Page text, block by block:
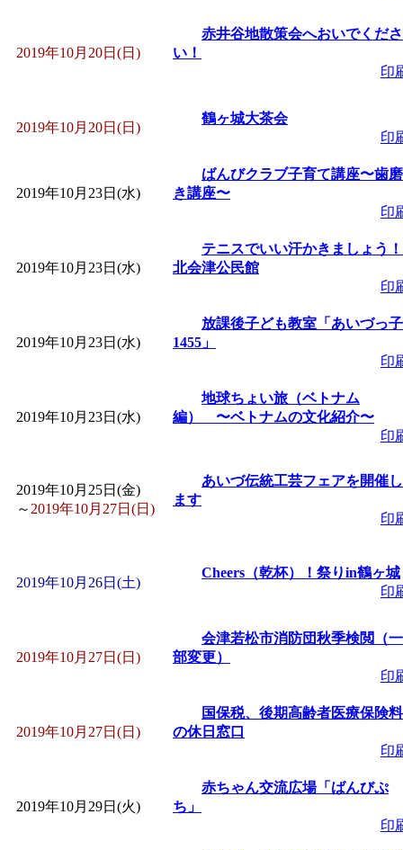
2019年10月20日(日)
赤井谷地散策会へおいでくださ
い！
印
2019年10月20日(日)
鶴ヶ城大茶会
印
2019年10月23日(水)
ばんびクラブ子育て講座〜歯磨
き講座〜
印
2019年10月23日(水)
テニスでいい汗かきましょう！
北会津公民館
印
2019年10月23日(水)
放課後子ども教室「あいづっ子
1455」
印
2019年10月23日(水)
地球ちょい旅（ベトナム
編） 〜ベトナムの文化紹介〜
印
2019年10月25日(金)
～ 2019年10月27日(日)
あいづ伝統工芸フェアを開催し
ます
印
2019年10月26日(土)
Cheers（乾杯）！祭りin鶴ヶ城
印
2019年10月27日(日)
会津若松市消防団秋季検閲（一
部変更）
印
2019年10月27日(日)
国保税、後期高齢者医療保険料
の休日窓口
印
2019年10月29日(火)
赤ちゃん交流広場「ばんびぷ
ち」
印